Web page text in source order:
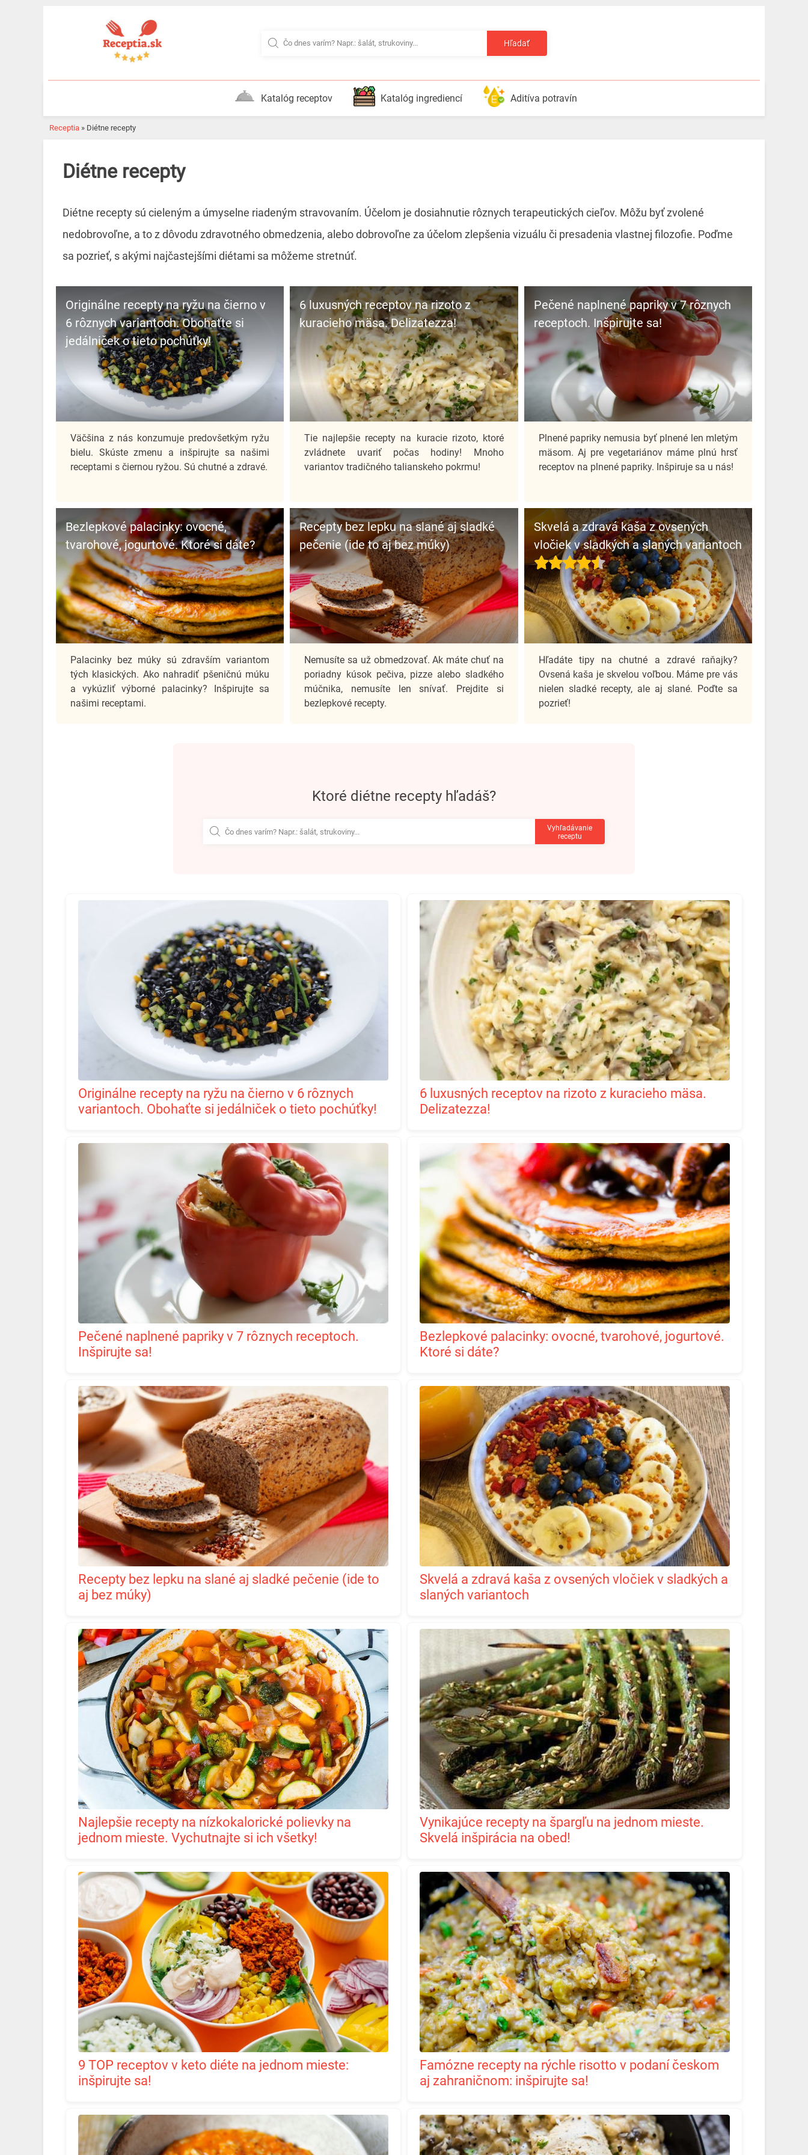
Hľadať
Katalóg receptov Katalóg ingrediencí Aditíva potravín
Receptia » Diétne recepty
Diétne recepty
Diétne recepty sú cieleným a úmyselne riadeným stravovaním. Účelom je dosiahnutie rôznych terapeutických cieľov. Môžu byť zvolené
nedobrovoľne, a to z dôvodu zdravotného obmedzenia, alebo dobrovoľne za účelom zlepšenia vizuálu či presadenia vlastnej filozofie. Poďme
sa pozrieť, s akými najčastejšími diétami sa môžeme stretnúť.
Originálne recepty na ryžu na čierno v
6 rôznych variantoch. Obohaťte si
jedálniček o tieto pochúťky!
Väčšina z nás konzumuje predovšetkým ryžu
bielu. Skúste zmenu a inšpirujte sa našimi
receptami s čiernou ryžou. Sú chutné a zdravé.
6 luxusných receptov na rizoto z
kuracieho mäsa. Delizatezza!
Tie najlepšie recepty na kuracie rizoto, ktoré
zvládnete uvariť počas hodiny! Mnoho
variantov tradičného talianskeho pokrmu!
Pečené naplnené papriky v 7 rôznych
receptoch. Inšpirujte sa!
Plnené papriky nemusia byť plnené len mletým
mäsom. Aj pre vegetariánov máme plnú hrsť
receptov na plnené papriky. Inšpiruje sa u nás!
Bezlepkové palacinky: ovocné,
tvarohové, jogurtové. Ktoré si dáte?
Palacinky bez múky sú zdravším variantom
tých klasických. Ako nahradiť pšeničnú múku
a vykúzliť výborné palacinky? Inšpirujte sa
našimi receptami.
Recepty bez lepku na slané aj sladké
pečenie (ide to aj bez múky)
Nemusíte sa už obmedzovať. Ak máte chuť na
poriadny kúsok pečiva, pizze alebo sladkého
múčnika, nemusíte len snívať. Prejdite si
bezlepkové recepty.
Skvelá a zdravá kaša z ovsených
vločiek v sladkých a slaných variantoch
Hľadáte tipy na chutné a zdravé raňajky?
Ovsená kaša je skvelou voľbou. Máme pre vás
nielen sladké recepty, ale aj slané. Poďte sa
pozrieť!
ktoré diétne recepty hľadáš?
Vyhľadávanie
receptu
Originálne recepty na ryžu na čierno v 6 rôznych
variantoch. Obohaťte si jedálniček o tieto pochúťky!
6 luxusných receptov na rizoto z kuracieho mäsa.
Delizatezza!
Pečené naplnené papriky v 7 rôznych receptoch.
Inšpirujte sa!
Bezlepkové palacinky: ovocné, tvarohové, jogurtové.
Ktoré si dáte?
Recepty bez lepku na slané aj sladké pečenie (ide to
aj bez múky)
Skvelá a zdravá kaša z ovsených vločiek v sladkých a
slaných variantoch
Najlepšie recepty na nízkokalorické polievky na
jednom mieste. Vychutnajte si ich všetky!
Vynikajúce recepty na špargľu na jednom mieste.
Skvelá inšpirácia na obed!
9 TOP receptov v keto diéte na jednom mieste:
inšpirujte sa!
Famózne recepty na rýchle risotto v podaní českom
aj zahraničnom: inšpirujte sa!